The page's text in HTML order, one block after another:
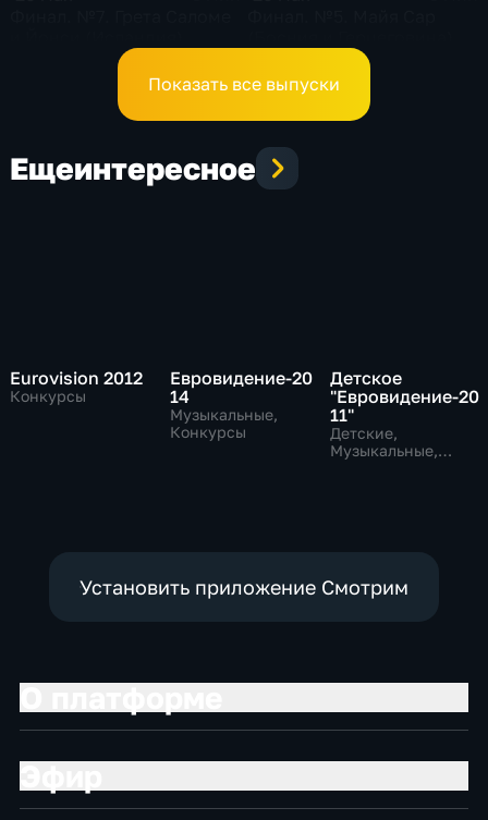
Показать все выпуски
Ещеинтересное
Eurovision 2012
Конкурсы
Евровидение-20
14
Музыкальные,
Конкурсы
Детское
"Евровидение-20
11"
Детские,
Музыкальные,
Установить приложение Смотрим